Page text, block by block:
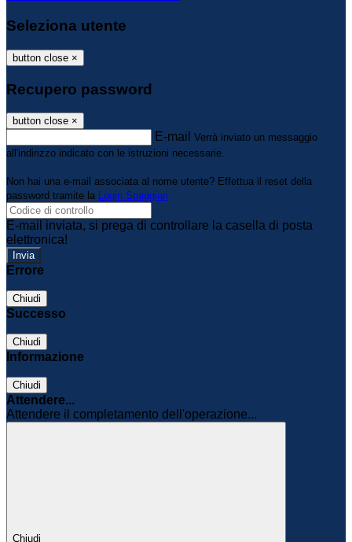
Seleziona utente
button close ×
Recupero password
button close ×
E-mail Verrà inviato un messaggio
all'indirizzo indicato con le istruzioni necessarie.
Non hai una e-mail associata al nome utente? Effettua il reset della
password tramite la Login Spaggiari
E-mail inviata, si prega di controllare la casella di posta
elettronica!
Errore
Chiudi
Successo
Chiudi
Informazione
Chiudi
Attendere...
Attendere il completamento dell'operazione...
Chiudi